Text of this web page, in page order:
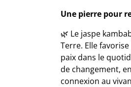
Une pierre pour
🌿 Le jaspe
Terre. Elle
paix dans le
de changement,
connexion au